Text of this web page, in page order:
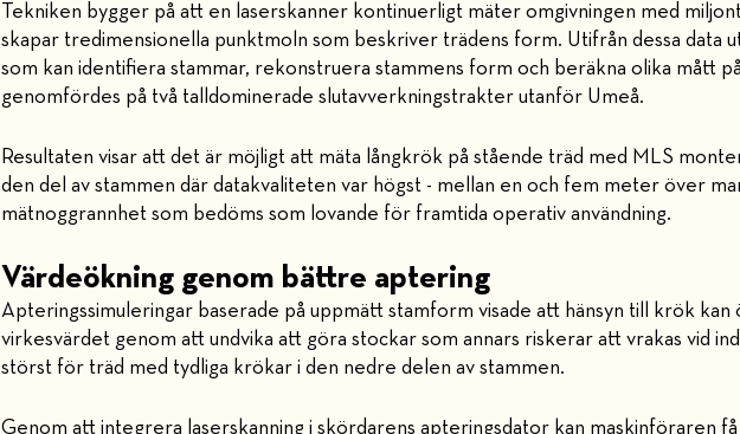
Tekniken bygger på att en laserskanner kontinuerligt mäter omgivningen med
skapar tredimensionella punktmoln som beskriver trädens form. Utifrån dessa data
som kan identifiera stammar, rekonstruera stammens form och beräkna olika mått
genomfördes på två talldominerade slutavverkningstrakter utanför Umeå.
Resultaten visar att det är möjligt att mäta långkrök på stående träd med MLS
den del av stammen där datakvaliteten var högst - mellan en och fem meter över
mätnoggrannhet som bedöms som lovande för framtida operativ användning.
Värdeökning genom bättre aptering
Apteringssimuleringar baserade på uppmätt stamform visade att hänsyn till krök
virkesvärdet genom att undvika att göra stockar som annars riskerar att vrakas vid
störst för träd med tydliga krökar i den nedre delen av stammen.
Genom att integrera laserskanning i skördarens apteringsdator kan maskinföraren